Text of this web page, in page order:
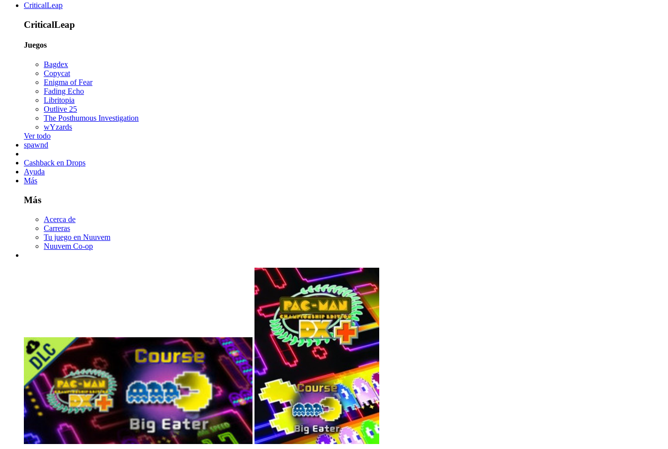
CriticalLeap
CriticalLeap
Juegos
Bagdex
Copycat
Enigma of Fear
Fading Echo
Libritopia
Outlive 25
The Posthumous Investigation
wYzards
Ver todo
spawnd
Cashback en Drops
Ayuda
Más
Más
Acerca de
Carreras
Tu juego en Nuuvem
Nuuvem Co-op